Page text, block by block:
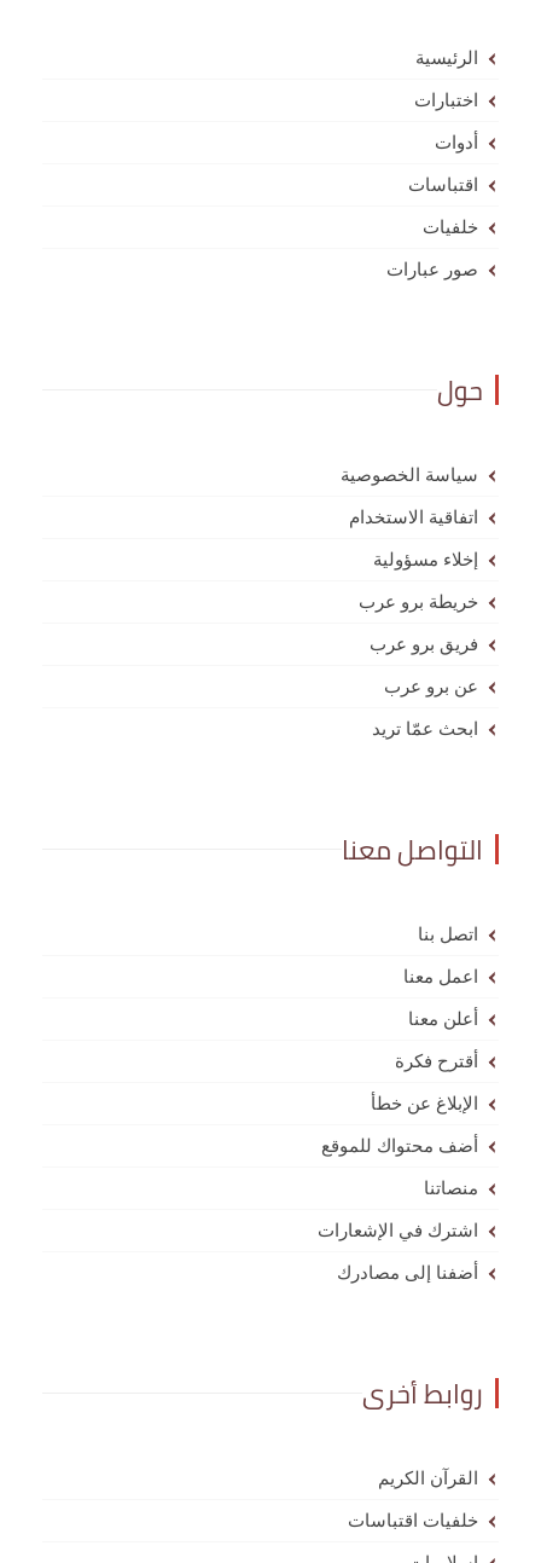
الرئيسية
اختبارات
أدوات
اقتباسات
خلفيات
صور عبارات
حول
سياسة الخصوصية
اتفاقية الاستخدام
إخلاء مسؤولية
خريطة برو عرب
فريق برو عرب
عن برو عرب
ابحث عمّا تريد
التواصل معنا
اتصل بنا
اعمل معنا
أعلن معنا
أقترح فكرة
الإبلاغ عن خطأ
أضف محتواك للموقع
منصاتنا
اشترك في الإشعارات
أضفنا إلى مصادرك
روابط أخرى
القرآن الكريم
خلفيات اقتباسات